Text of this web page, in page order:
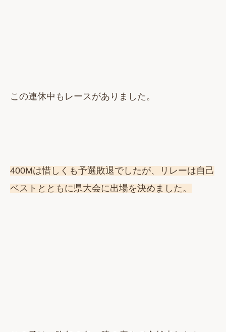
この連休中もレースがありました。
400Mは惜しくも予選敗退でしたが、リレーは自己
ベストとともに県大会に出場を決めました。